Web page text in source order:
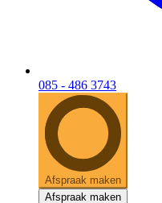
085 - 486 3743
Afspraak maken
Afspraak maken